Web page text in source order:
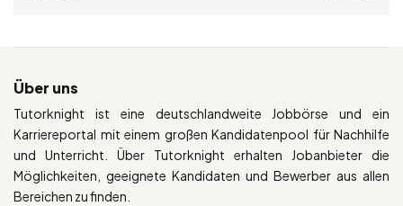
Über uns
Tutorknight ist eine deutschlandweite Jobbörse und ein
Karriereportal mit einem großen Kandidatenpool für Nachhilfe
und Unterricht. Über Tutorknight erhalten Jobanbieter die
Möglichkeiten, geeignete Kandidaten und Bewerber aus allen
Bereichen zu finden.